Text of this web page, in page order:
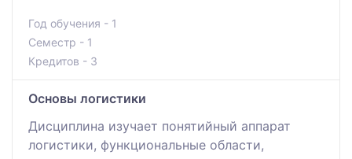
Год обучения - 1
Семестр - 1
Кредитов - 3
Основы логистики
Дисциплина изучает понятийный аппарат
логистики, функциональные области,